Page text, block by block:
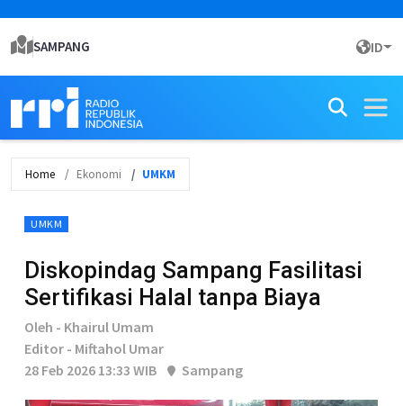
SAMPANG ID
Home Ekonomi UMKM
UMKM
Diskopindag Sampang Fasilitasi
Sertifikasi Halal tanpa Biaya
Oleh - Khairul Umam
Editor - Miftahol Umar
28 Feb 2026 13:33 WIB
Sampang